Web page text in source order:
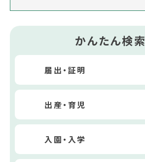
かんたん検索
届出・証明
出産・育児
入園・入学